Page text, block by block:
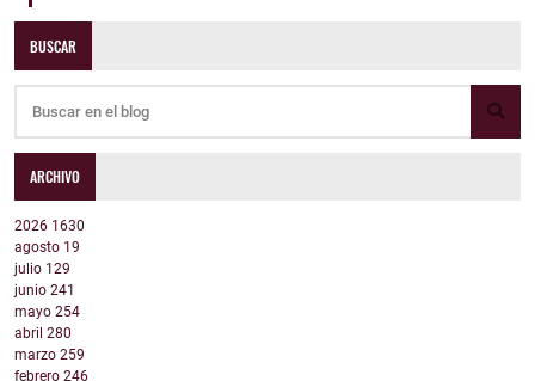
BUSCAR
ARCHIVO
2026 1630
agosto 19
julio 129
junio 241
mayo 254
abril 280
marzo 259
febrero 246